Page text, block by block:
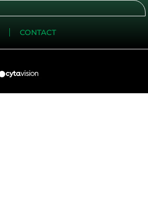
CONTACT